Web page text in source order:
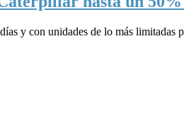
y con unidades de lo más